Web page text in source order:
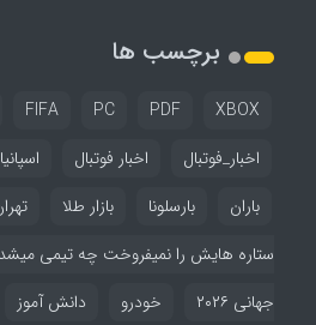
برچسب ها
FIFA PC PDF XBOX
اخبار_فوتبال
اخبار فوتبال اسپانیا
باران
بارسلونا بازار طلا
ستاره هایش را نمیفروخت چه تیمی
جهانی ۲۰۲۶
خودرو دانش آموز